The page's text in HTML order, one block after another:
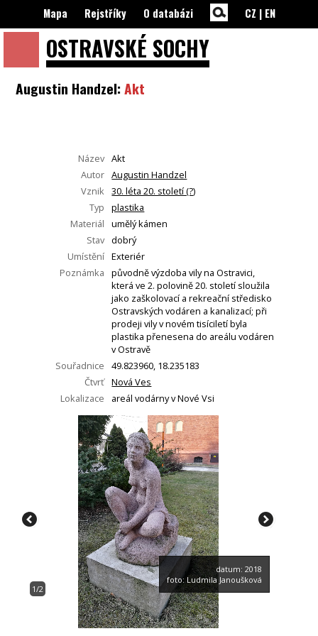
OSTRAVSKÉ SOCHY
Mapa Rejstříky O databázi CZ | EN
Augustin Handzel:Akt
Název Akt
Autor Augustin Handzel
Vznik 30. léta 20. století (?)
Typ
plastika
Materiál
umělý kámen
Stav dobrý
Umístění Exteriér
Poznámka
původně výzdoba vily na Ostravici,
která ve 2. polovině 20. století sloužila
jako zaškolovací a rekreační středisko
Ostravských vodáren a kanalizací; při
prodeji vily v novém tisíciletí byla
plastika přenesena do areálu vodáren
v Ostravě
Souřadnice
49.823960, 18.235183
Čtvrť Nová Ves
Lokalizace
areál vodárny v Nové Vsi
1/2
datum: 2018
foto: Ludmila Janoušková